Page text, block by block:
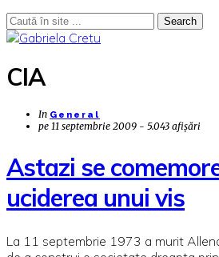
Search
CIA
In General
pe 11 septembrie 2009 - 5.043 afișări
Astazi se
uciderea unui vis
La 11 septembrie 1973 a murit